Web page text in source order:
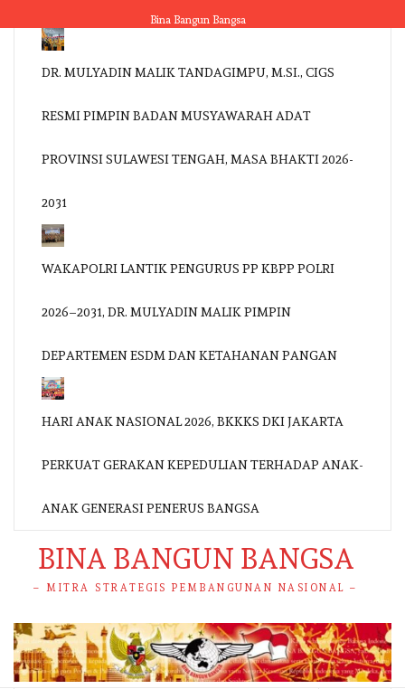
to
content
Bina Bangun Bangsa
DR. MULYADIN MALIK TANDAGIMPU, M.SI., CIGS
RESMI PIMPIN BADAN MUSYAWARAH ADAT
PROVINSI SULAWESI TENGAH, MASA BHAKTI 2026-
2031
WAKAPOLRI LANTIK PENGURUS PP KBPP POLRI
2026–2031, DR. MULYADIN MALIK PIMPIN
DEPARTEMEN ESDM DAN KETAHANAN PANGAN
HARI ANAK NASIONAL 2026, BKKKS DKI JAKARTA
PERKUAT GERAKAN KEPEDULIAN TERHADAP ANAK-
ANAK GENERASI PENERUS BANGSA
BINA BANGUN BANGSA
– MITRA STRATEGIS PEMBANGUNAN NASIONAL –